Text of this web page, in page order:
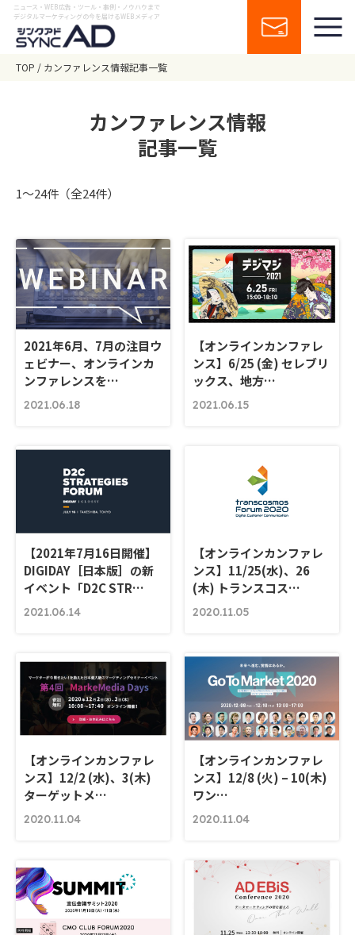
ニュース・WEB広告・ツール・事例・ノウハウまで
デジタルマーケティングの今を届けるWEBメディア
TOP カンファレンス情報記事一覧
カンファレンス情報
記事一覧
1〜24件（全24件）
2021年6月、7月の注目ウ
ェビナー、オンラインカ
ンファレンスを…
2021.06.18
【オンラインカンファレ
ンス】6/25 (金) セレブリ
ックス、地方…
2021.06.15
【2021年7月16日開催】
DIGIDAY［日本版］の新
イベント「D2C STR…
2021.06.14
【オンラインカンファレ
ンス】11/25(水)、26
(木) トランスコス…
2020.11.05
【オンラインカンファレ
ンス】12/2 (水)、3(木)
ターゲットメ…
2020.11.04
【オンラインカンファレ
ンス】12/8 (火) – 10(木)
ワン…
2020.11.04